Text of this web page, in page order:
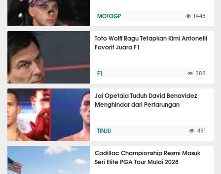
MOTOGP 1448
Toto Wolff Ragu Tetapkan Kimi Antonelli
Favorit Juara F1
F1 388
Jai Opetaia Tuduh David Benavidez
Menghindar dari Pertarungan
TINJU 481
Cadillac Championship Resmi Masuk
Seri Elite PGA Tour Mulai 2028